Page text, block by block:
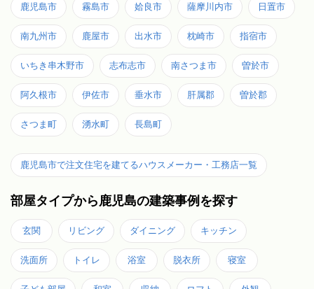
鹿児島市 霧島市 姶良市 薩摩川内市 日置市
南九州市 鹿屋市 出水市 枕崎市 指宿市
いちき串木野市 志布志市 南さつま市 曽於市
阿久根市 伊佐市 垂水市 肝属郡 曽於郡
さつま町 湧水町 長島町
鹿児島市で注文住宅を建てるハウスメーカー・工務店一覧
部屋タイプから鹿児島の建築事例を探す
玄関 リビング ダイニング キッチン
洗面所 トイレ 浴室 脱衣所 寝室